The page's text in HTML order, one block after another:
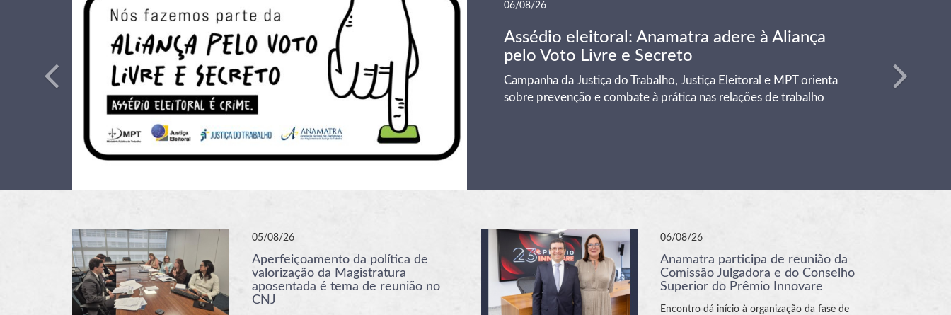
06/08/26
Assédio eleitoral: Anamatra adere à Aliança
pelo Voto Livre e Secreto
Campanha da Justiça do Trabalho, Justiça Eleitoral e MPT orienta
sobre prevenção e combate à prática nas relações de trabalho
05/08/26
Aperfeiçoamento da política de
valorização da Magistratura
aposentada é tema de reunião no
CNJ
06/08/26
Anamatra participa de reunião da
Comissão Julgadora e do Conselho
Superior do Prêmio Innovare
Encontro dá início à organização da fase de